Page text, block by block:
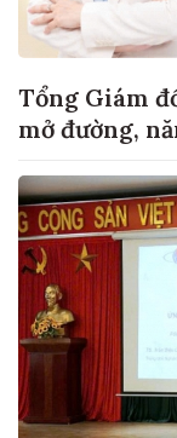
Tổng Giám
mở đường,